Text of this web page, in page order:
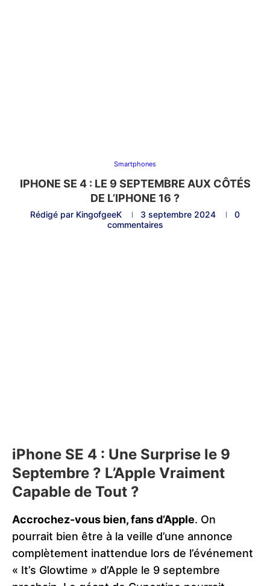
Smartphones
IPHONE SE 4 : LE 9 SEPTEMBRE AUX CÔTÉS
DE L’IPHONE 16 ?
Rédigé par KingofgeeK 3 septembre 2024
0
commentaires
iPhone SE 4 : Une Surprise le 9
Septembre ? L’Apple Vraiment
Capable de Tout ?
Accrochez-vous bien, fans d’Apple. On
pourrait bien être à la veille d’une annonce
complètement inattendue lors de l’événement
« It’s Glowtime » d’Apple le 9 septembre